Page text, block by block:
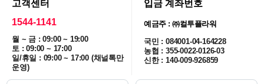
고객센터
1544-1141
월 ~ 금 : 09:00 ~ 19:00
토 : 09:00 ~ 17:00
일/휴일 : 09:00 ~ 17:00 (채널톡만
운영)
입금 계좌번호
예금주 : ㈜컬투플라워
국민 : 084001-04-164228
농협 : 355-0022-0126-03
신한 : 140-009-926859